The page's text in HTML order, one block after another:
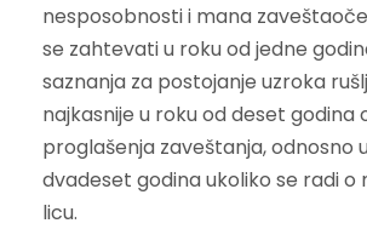
nesposobnosti i mana
se zahtevati u roku od jedne
saznanja za postojanje uzroka
najkasnije u roku od deset godina
proglašenja zaveštanja, odnosno
dvadeset godina ukoliko se radi o
licu.